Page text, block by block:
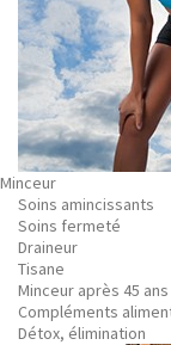
Minceur
Soins amincissants
Soins fermeté
Draineur
Tisane
Minceur après 45 ans
Compléments
Détox, élimination